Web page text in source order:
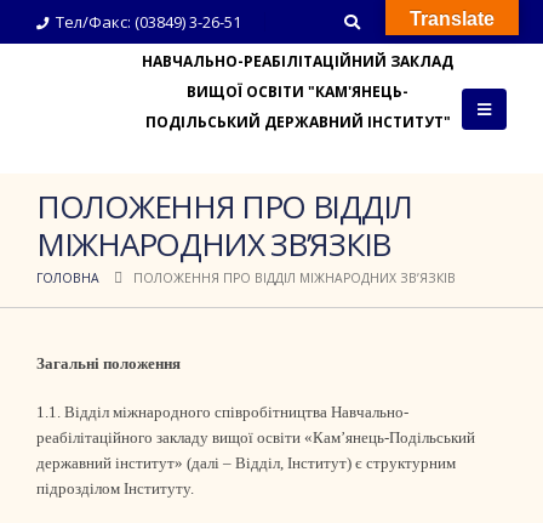
Тел/Факс: (03849) 3-26-51
НАВЧАЛЬНО-РЕАБІЛІТАЦІЙНИЙ ЗАКЛАД
ВИЩОЇ ОСВІТИ "КАМ'ЯНЕЦЬ-
ПОДІЛЬСЬКИЙ ДЕРЖАВНИЙ ІНСТИТУТ"
ПОЛОЖЕННЯ ПРО ВІДДІЛ
МІЖНАРОДНИХ ЗВ’ЯЗКІВ
ГОЛОВНА ПОЛОЖЕННЯ ПРО ВІДДІЛ МІЖНАРОДНИХ ЗВ’ЯЗКІВ
Загальні положення
1.1. Відділ міжнародного співробітництва Навчально-
реабілітаційного закладу вищої освіти «Кам’янець-Подільський
державний інститут» (далі – Відділ, Інститут) є структурним
підрозділом Інституту.
Translate